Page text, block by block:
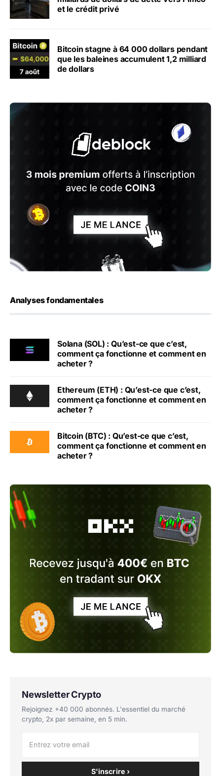
et le crédit privé
Bitcoin stagne à 64 000 dollars pendant
que les baleines accumulent 1,2 milliard
de dollars
Analyses fondamentales
Solana (SOL) : Qu’est-ce que c’est,
comment ça fonctionne et comment en
acheter ?
Ethereum (ETH) : Qu’est-ce que c’est,
comment ça fonctionne et comment en
acheter ?
Bitcoin (BTC) : Qu’est-ce que c’est,
comment ça fonctionne et comment en
acheter ?
Newsletter Crypto
Rejoignez +40 000 abonnés. L'essentiel du marché
crypto, 2x par semaine, en 5 min.
S'inscrire ›